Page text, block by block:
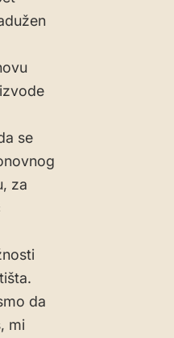
se
za
da
mi